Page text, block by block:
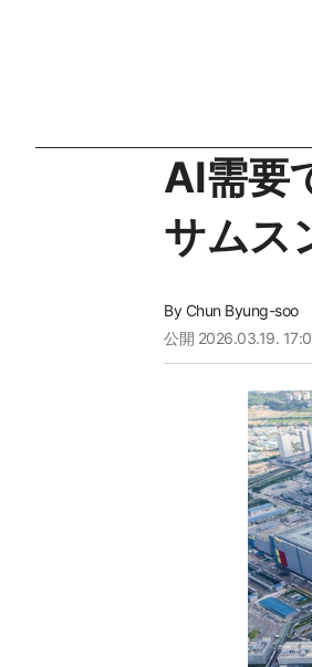
AI需要
サムス
ByChun Byung-soo
公開 2026.03.19.